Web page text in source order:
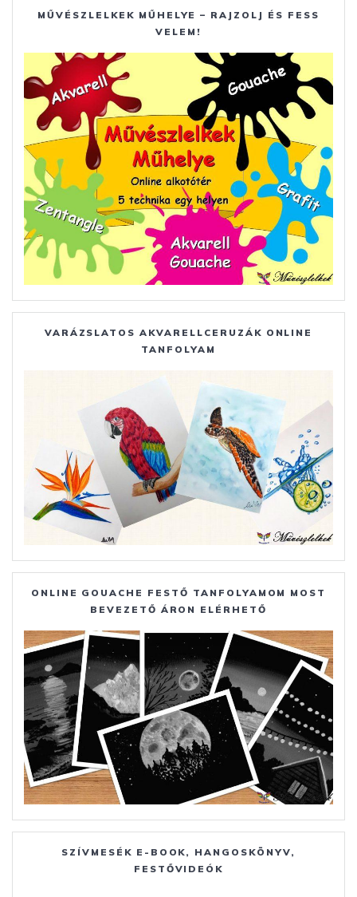
MŰVÉSZLELKEK MŰHELYE – RAJZOLJ ÉS FESS
VELEM!
VARÁZSLATOS AKVARELLCERUZÁK ONLINE
TANFOLYAM
ONLINE GOUACHE FESTŐ TANFOLYAMOM MOST
BEVEZETŐ ÁRON ELÉRHETŐ
SZÍVMESÉK E-BOOK, HANGOSKÖNYV,
FESTŐVIDEÓK